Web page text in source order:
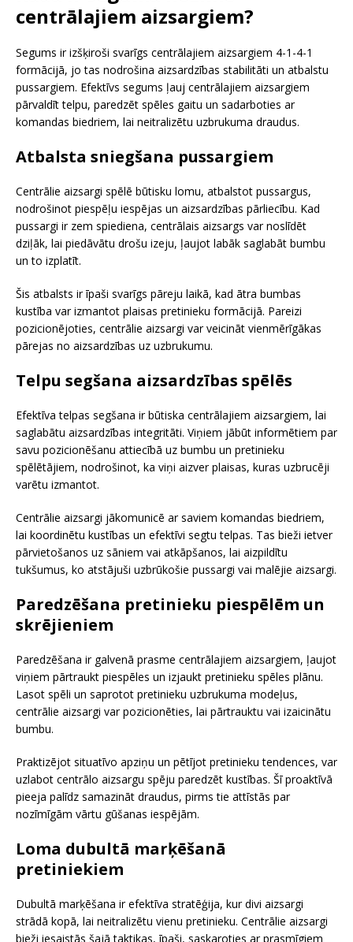
centrālajiem aizsargiem?
Segums ir izšķiroši svarīgs centrālajiem aizsargiem 4-1-4-1
formācijā, jo tas nodrošina aizsardzības stabilitāti un atbalstu
pussargiem. Efektīvs segums ļauj centrālajiem aizsargiem
pārvaldīt telpu, paredzēt spēles gaitu un sadarboties ar
komandas biedriem, lai neitralizētu uzbrukuma draudus.
Atbalsta sniegšana pussargiem
Centrālie aizsargi spēlē būtisku lomu, atbalstot pussargus,
nodrošinot piespēļu iespējas un aizsardzības pārliecību. Kad
pussargi ir zem spiediena, centrālais aizsargs var noslīdēt
dziļāk, lai piedāvātu drošu izeju, ļaujot labāk saglabāt bumbu
un to izplatīt.
Šis atbalsts ir īpaši svarīgs pāreju laikā, kad ātra bumbas
kustība var izmantot plaisas pretinieku formācijā. Pareizi
pozicionējoties, centrālie aizsargi var veicināt vienmērīgākas
pārejas no aizsardzības uz uzbrukumu.
Telpu segšana aizsardzības spēlēs
Efektīva telpas segšana ir būtiska centrālajiem aizsargiem, lai
saglabātu aizsardzības integritāti. Viņiem jābūt informētiem par
savu pozicionēšanu attiecībā uz bumbu un pretinieku
spēlētājiem, nodrošinot, ka viņi aizver plaisas, kuras uzbrucēji
varētu izmantot.
Centrālie aizsargi jākomunicē ar saviem komandas biedriem,
lai koordinētu kustības un efektīvi segtu telpas. Tas bieži ietver
pārvietošanos uz sāniem vai atkāpšanos, lai aizpildītu
tukšumus, ko atstājuši uzbrūkošie pussargi vai malējie aizsargi.
Paredzēšana pretinieku piespēlēm un
skrējieniem
Paredzēšana ir galvenā prasme centrālajiem aizsargiem, ļaujot
viņiem pārtraukt piespēles un izjaukt pretinieku spēles plānu.
Lasot spēli un saprotot pretinieku uzbrukuma modeļus,
centrālie aizsargi var pozicionēties, lai pārtrauktu vai izaicinātu
bumbu.
Praktizējot situatīvo apziņu un pētījot pretinieku tendences, var
uzlabot centrālo aizsargu spēju paredzēt kustības. Šī proaktīvā
pieeja palīdz samazināt draudus, pirms tie attīstās par
nozīmīgām vārtu gūšanas iespējām.
Loma dubultā marķēšanā
pretiniekiem
Dubultā marķēšana ir efektīva stratēģija, kur divi aizsargi
strādā kopā, lai neitralizētu vienu pretinieku. Centrālie aizsargi
bieži iesaistās šajā taktikas, īpaši, saskaroties ar prasmīgiem